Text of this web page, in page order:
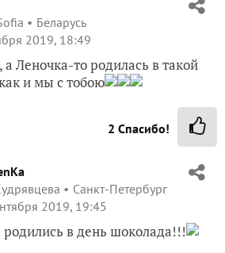
Беларусь
2019, 18:49
Леночка-то родилась в такой
и мы с тобою
2 Спасибо!
Санкт-Петербург
2019, 19:45
в день шоколада!!!